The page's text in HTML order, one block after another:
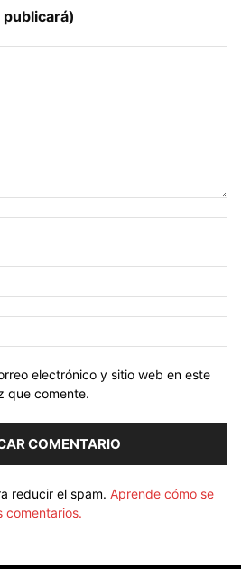
publicará)
electrónico y sitio web en este
que comente.
reducir el spam. Aprende cómo se
comentarios.